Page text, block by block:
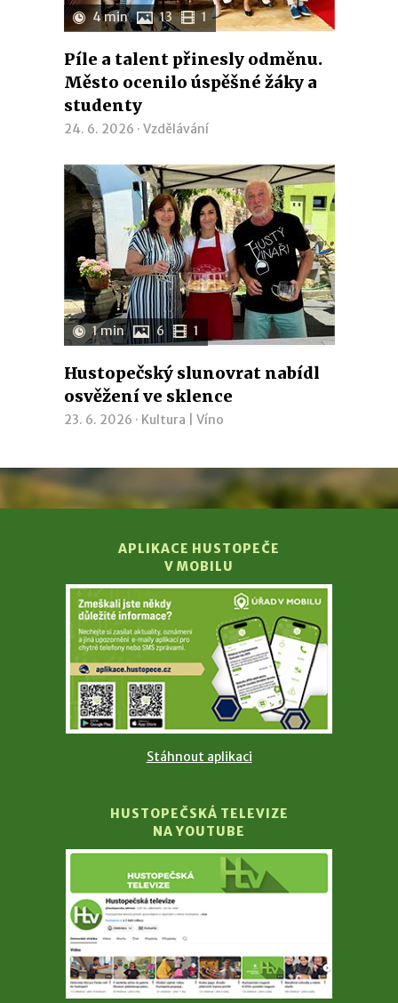
4 min 13 1
Píle a talent přinesly odměnu.
Město ocenilo úspěšné žáky a
studenty
24. 6. 2026 · Vzdělávání
1 min 6 1
Hustopečský slunovrat nabídl
osvěžení ve sklence
23. 6. 2026 · Kultura Víno
APLIKACE HUSTOPEČE
V MOBILU
Stáhnout aplikaci
HUSTOPEČSKÁ TELEVIZE
NA YOUTUBE